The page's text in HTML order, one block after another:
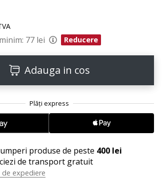
77 lei Reducere
Adauga in cos
produse de peste 400 lei
de transport gratuit
de expediere